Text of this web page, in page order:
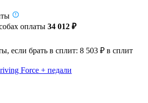
оплаты 34 012 ₽
если брать в сплит: 8 503 ₽ в сплит
Force + педали